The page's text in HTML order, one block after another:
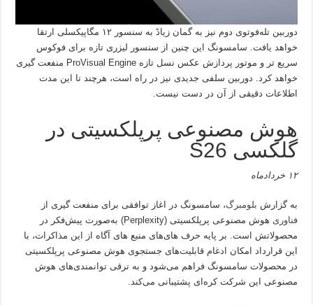
دوربین تله‌فوتوی دوم نیز به گمان زیادً به سنسور ۱۲ مگاپیکسلی ارتقا
خواهد یافت. سامسونگ این چنین از سنسور لیزری تازه برای فوکوس
سریع تر و موتور پردازش عکس نسل تازه ProVisual Engine منفعت گیری
خواهد کرد. دوربین سلفی جدیدی نیز در راه است، هرچند تا این مدت
اطلاعات دقیقی از آن در دست نیست.
هوش مصنوعی پرپلکسیتی در
گلکسی S26
۱۲ خردادماه
به گزارش بلومبرگ، سامسونگ در اغاز توافقی برای منفعت گیری از
فناوری
هوش مصنوعی پرپلکسیتی (Perplexity) به‌صورت پیش‌فکر در
محصولاتش است. بر پایه حرف های‌های منبع های آگاه از این مذاکرات، با
این قرارداد امکان ادغام قابلیت‌های جستجوی هوش مصنوعی پرپلکسیتی
در محصولات سامسونگ فراهم می‌شود و به ترقی توانمندی‌های هوش
مصنوعی این شرکت کره‌ای پشتیبانی می‌کند.